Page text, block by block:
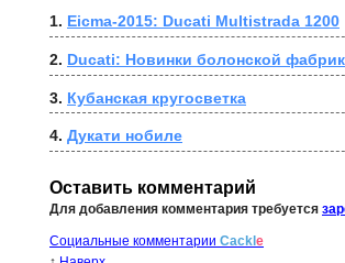
1. Eicma-2015: Ducati Multistrada 1200
2. Ducati: Новинки болонской
3. Кубанская кругосветка
4. Дукати нобиле
Оставить комментарий
Для добавления комментария требуется
Социальные комментарии Cackl e